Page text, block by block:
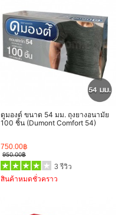
ดูมองต์ ขนาด 54 มม. ถุงยางอนามัย
100 ชิ้น (Dumont Comfort 54)
750.00฿
950.00฿
3 รีวิว
สินค้าหมดชั่วคราว